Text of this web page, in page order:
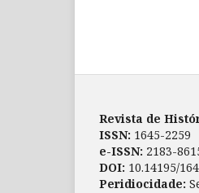
Revista de
ISSN: 1645-2259
e-ISSN: 2183-
DOI: 10.14195/
Peridiocidade: